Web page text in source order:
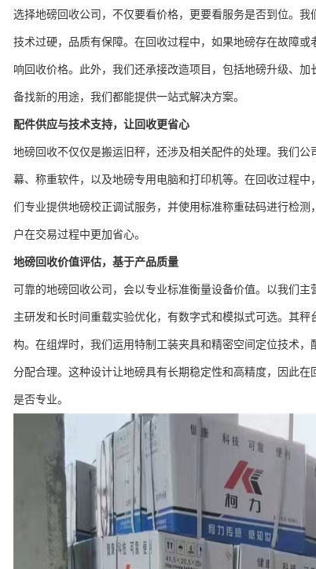
选择地磅回收公司，不仅要看价格，更要看服务是否到位。
技术过硬，品质有保障。在回收过程中，如果地磅存在故障
响回收价格。此外，我们还承接改造项目，包括地磅升级、
备找新的用途，我们都能提供一站式解决方案。
配件供应与技术支持，让回收更省心
地磅回收不仅仅是搬运旧秤，还涉及相关配件的处理。我们
幕、称重软件，以及地磅专用电脑和打印机等。在回收过程
们专业提供地磅校正调试服务，并使用标准称重砝码进行检
户在交易过程中更加省心。
地磅回收价值评估，基于产品质量
可靠的地磅回收公司，会以专业标准衡量设备价值。以我们
主研发和长时间重载实验优化，有数字式和模拟式可选。其
构。在组焊时，我们运用特制工装夹具和精密空间定位技术
分配合理。这种设计让地磅具有长期稳定性和高精度，因此
是否专业。